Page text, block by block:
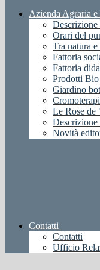
Azienda Agraria
Orari del
Tra natura
Fattoria
Fattoria
Prodotti Bio
Giardino
Le Rose de
Novità
Contatti
Contatti
Ufficio